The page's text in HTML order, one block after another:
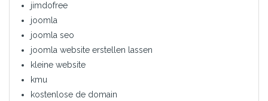
jimdofree
joomla
joomla seo
joomla website erstellen lassen
kleine website
kmu
kostenlose de domain